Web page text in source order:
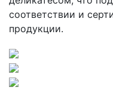
соответствии и
продукции.